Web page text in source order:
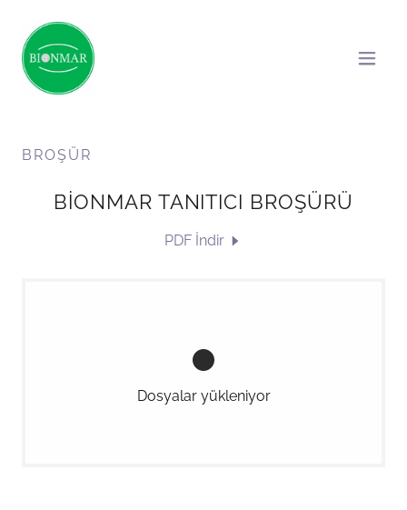
BROŞÜR
BİONMAR TANITICI BROŞÜRÜ
PDF İndir
Dosyalar yükleniyor